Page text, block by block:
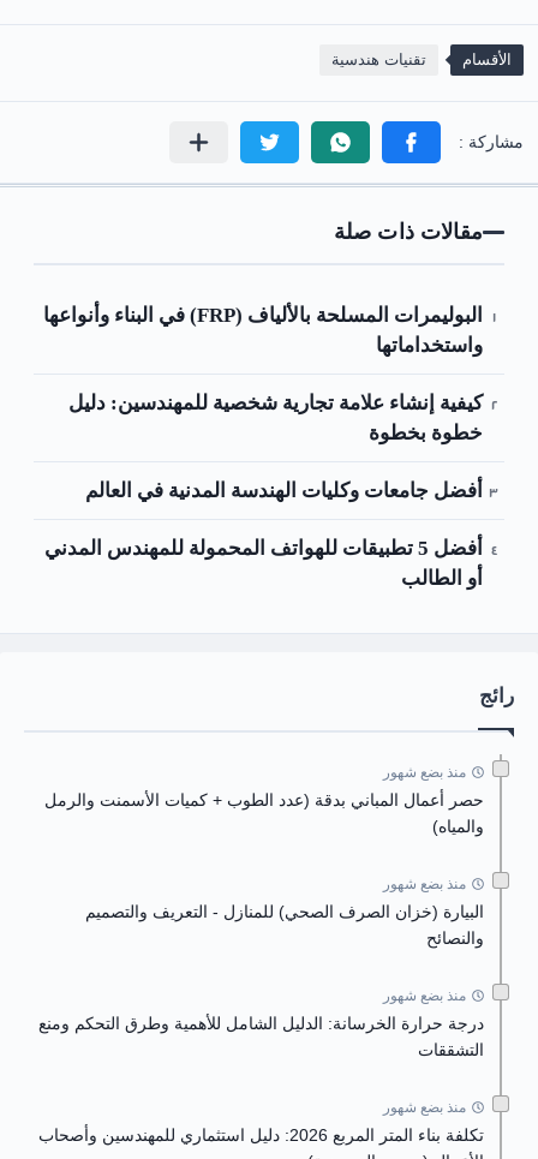
الأقسام تقنيات هندسية
مقالات ذات صلة
البوليمرات المسلحة بالألياف (FRP) في البناء وأنواعها
واستخداماتها
كيفية إنشاء علامة تجارية شخصية للمهندسين: دليل
خطوة بخطوة
أفضل جامعات وكليات الهندسة المدنية في العالم
أفضل 5 تطبيقات للهواتف المحمولة للمهندس المدني
أو الطالب
رائج
منذ بضع شهور
حصر أعمال المباني بدقة (عدد الطوب + كميات الأسمنت والرمل
والمياه)
منذ بضع شهور
البيارة (خزان الصرف الصحي) للمنازل - التعريف والتصميم
والنصائح
منذ بضع شهور
درجة حرارة الخرسانة: الدليل الشامل للأهمية وطرق التحكم ومنع
التشققات
منذ بضع شهور
تكلفة بناء المتر المربع 2026: دليل استثماري للمهندسين وأصحاب